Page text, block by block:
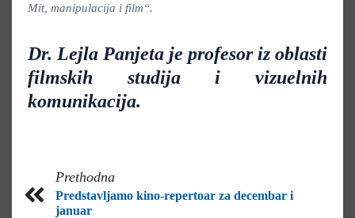
Mit, manipulacija i film“.
Dr. Lejla Panjeta je profesor iz oblasti
filmskih studija i vizuelnih
komunikacija.
Prethodna
Predstavljamo kino-repertoar za decembar i
januar